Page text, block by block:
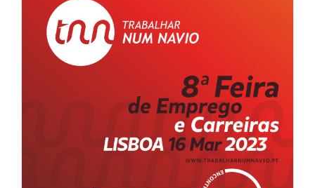
8ºFeira Internacional de
Emprego e Carreiras Trabalhar